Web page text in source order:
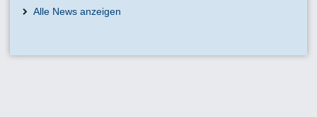
Alle News anzeigen